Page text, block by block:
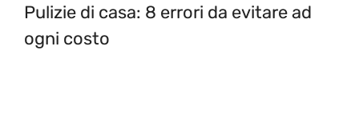
Pulizie di casa: 8 errori da evitare ad
ogni costo